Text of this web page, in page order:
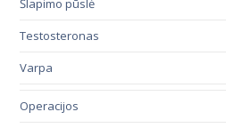
Šlapimo pūslė
Testosteronas
Varpa
Operacijos